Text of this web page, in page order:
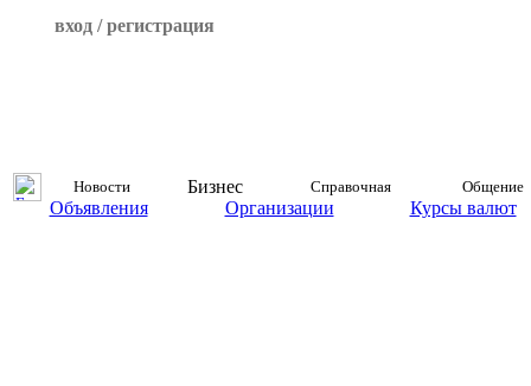
вход / регистрация
Новости Бизнес Справочная Общение
Объявления Организации Курсы валют